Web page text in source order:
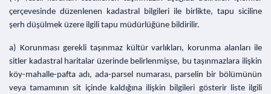
çerçevesinde düzenlenen kadastral bilgileri ile birlikte, tapu siciline
şerh düşülmek üzere ilgili tapu müdürlüğüne bildirilir.
a) Korunması gerekli taşınmaz kültür varlıkları, korunma alanları ile
sitler kadastral haritalar üzerinde belirlenmişse, bu taşınmazlara ilişkin
köy-mahalle-pafta adı, ada-parsel numarası, parselin bir bölümünün
veya tamamının sit içinde kaldığına ilişkin bilgileri gösterir liste ilgili